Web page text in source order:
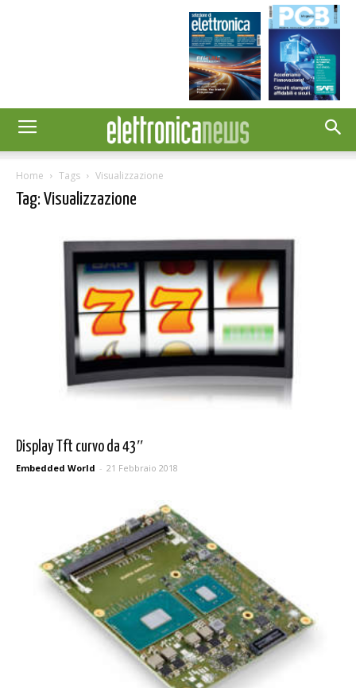
Home Tags Visualizzazione
Tag: Visualizzazione
Display Tft curvo da 43″
Embedded World - 21 Febbraio 2018